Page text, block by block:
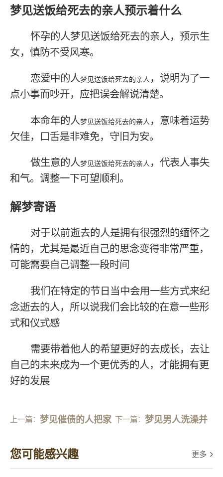
梦见送饭给死去的亲人预示着什么
怀孕的人梦见送饭给死去的亲人，预示生
女，慎防不受风寒。
恋爱中的人梦见送饭给死去的亲人 ，说明为了一
点小事而吵开，应把误会解说清楚。
本命年的人梦见送饭给死去的亲人 ，意味着运势
欠佳，口舌是非难免，守旧为安。
做生意的人梦见送饭给死去的亲人 ，代表人事失
和气。调整一下可望顺利。
解梦寄语
对于以前逝去的人是拥有很强烈的缅怀之
情的，尤其是最近自己的思念变得非常严重，
可能需要自己调整一段时间
我们在特定的节日当中会用一些方式来纪
念逝去的人，所以说我们会比较的在意一些形
式和仪式感
需要带着他人的希望更好的去成长，去让
自己的未来成为一个更优秀的人，才能拥有更
好的发展
上一篇：梦见催债的人把家 下一篇： 梦见男人洗澡并
您可能感兴趣 更多